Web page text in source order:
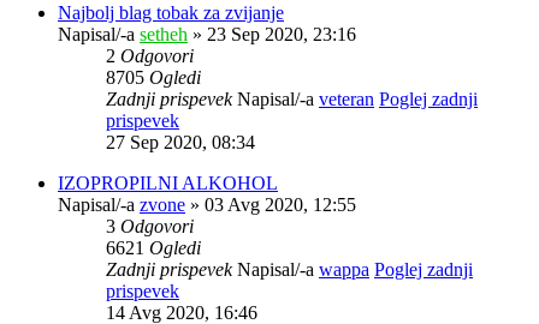
Najbolj blag tobak za zvijanje
Napisal/-a setheh » 23 Sep 2020, 23:16
2 Odgovori
8705 Ogledi
Zadnji prispevekNapisal/-a veteran Poglej zadnji
prispevek
27 Sep 2020, 08:34
IZOPROPILNI ALKOHOL
Napisal/-a zvone » 03 Avg 2020, 12:55
3 Odgovori
6621 Ogledi
Zadnji prispevekNapisal/-a wappa Poglej zadnji
prispevek
14 Avg 2020, 16:46